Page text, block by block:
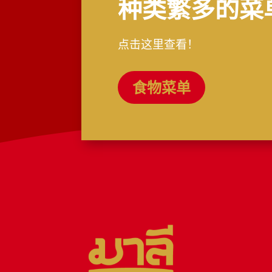
种类繁多的菜
点击这里查看！
食物菜单